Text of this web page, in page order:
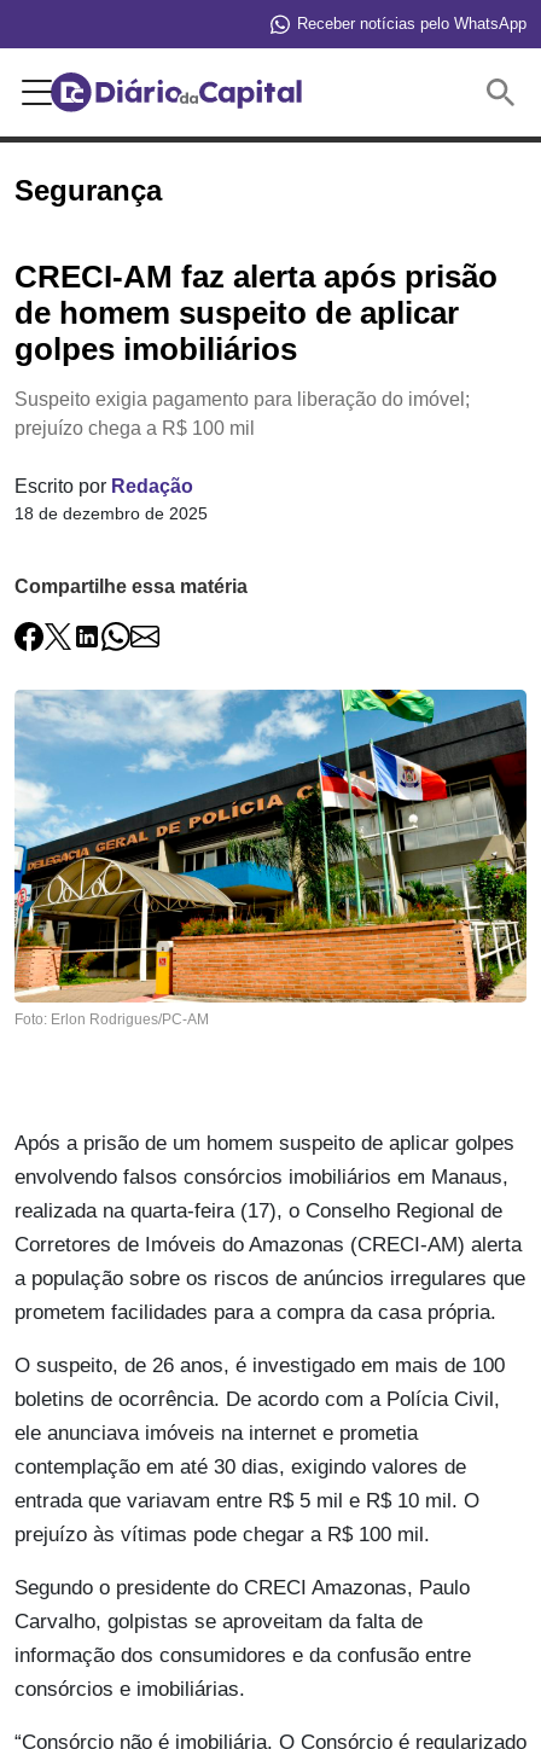
Receber notícias pelo WhatsApp
Segurança
CRECI-AM faz alerta após prisão
de homem suspeito de aplicar
golpes imobiliários
Suspeito exigia pagamento para liberação do imóvel;
prejuízo chega a R$ 100 mil
Escrito por Redação
18 de dezembro de 2025
Compartilhe essa matéria
Foto: Erlon Rodrigues/PC-AM
Após a prisão de um homem suspeito de aplicar golpes
envolvendo falsos consórcios imobiliários em Manaus,
realizada na quarta-feira (17), o Conselho Regional de
Corretores de Imóveis do Amazonas (CRECI-AM) alerta
a população sobre os riscos de anúncios irregulares que
prometem facilidades para a compra da casa própria.
O suspeito, de 26 anos, é investigado em mais de 100
boletins de ocorrência. De acordo com a Polícia Civil,
ele anunciava imóveis na internet e prometia
contemplação em até 30 dias, exigindo valores de
entrada que variavam entre R$ 5 mil e R$ 10 mil. O
prejuízo às vítimas pode chegar a R$ 100 mil.
Segundo o presidente do CRECI Amazonas, Paulo
Carvalho, golpistas se aproveitam da falta de
informação dos consumidores e da confusão entre
consórcios e imobiliárias.
“Consórcio não é imobiliária. O Consórcio é regularizado